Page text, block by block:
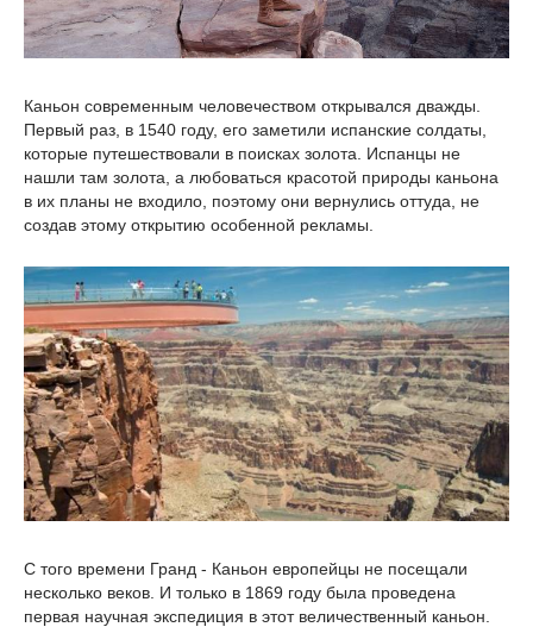
Каньон современным человечеством открывался дважды.
Первый раз, в 1540 году, его заметили испанские солдаты,
которые путешествовали в поисках золота. Испанцы не
нашли там золота, а любоваться красотой природы каньона
в их планы не входило, поэтому они вернулись оттуда, не
создав этому открытию особенной рекламы.
С того времени Гранд - Каньон европейцы не посещали
несколько веков. И только в 1869 году была проведена
первая научная экспедиция в этот величественный каньон.